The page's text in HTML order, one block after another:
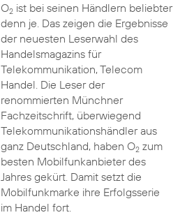
O2ist bei seinen Händlern beliebter
denn je. Das zeigen die Ergebnisse
der neuesten Leserwahl des
Handelsmagazins für
Telekommunikation, Telecom
Handel. Die Leser der
renommierten Münchner
Fachzeitschrift, überwiegend
Telekommunikationshändler aus
ganz Deutschland, haben O2zum
besten Mobilfunkanbieter des
Jahres gekürt. Damit setzt die
Mobilfunkmarke ihre Erfolgsserie
im Handel fort.